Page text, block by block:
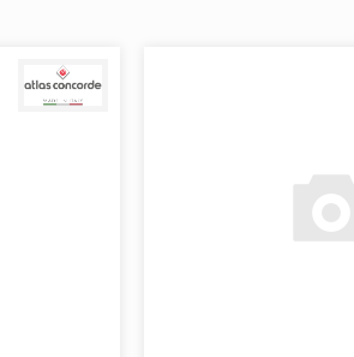
с представителем или по СМС